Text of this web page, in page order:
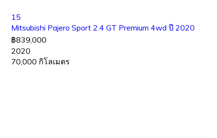
15
Mitsubishi Pajero Sport 2.4 GT Premium 4wd ปี 2020
฿839,000
2020
70,000 กิโลเมตร